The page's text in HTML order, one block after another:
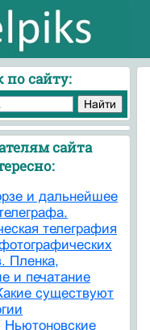
по сайту:
сайта
и дальнейшее
телеграфия
Пленка,
и печатание
существуют
Ньютоновские